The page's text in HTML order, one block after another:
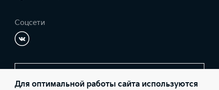
Соцсети
Для оптимальной работы сайта используются